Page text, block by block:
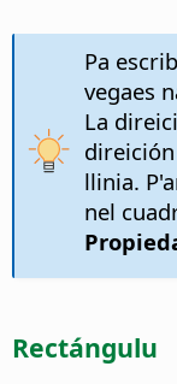
Pa
vegaes
La
llinia.
nel
Rectángulu